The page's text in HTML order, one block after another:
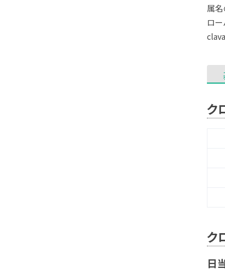
属名
ロ
ク
ク
日